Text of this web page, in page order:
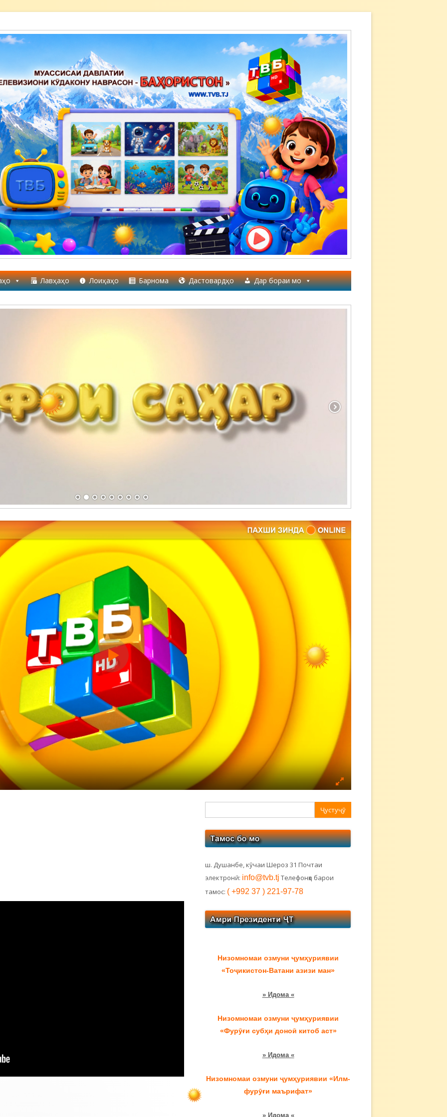
наврасон — Баҳористон»
Лавҳаҳо Лоиҳаҳо Барнома Дастовардҳо Дар бораи мо
боковая
ш. Душанбе, кӯчаи Шероз 31 Почтаи
электронӣ: info@tvb.tj Телефонҳо барои
тамос: ( +992 37 ) 221-97-78
Низомномаи озмуни ҷумҳуриявии
«Тоҷикистон-Ватани азизи ман»
» Идома «
Низомномаи озмуни ҷумҳуриявии
«Фурӯғи субҳи доноӣ китоб аст»
» Идома «
Низомномаи озмуни ҷумҳуриявии «Илм-
фурӯғи маърифат»
» Идома «